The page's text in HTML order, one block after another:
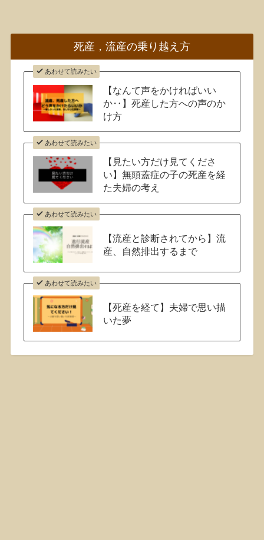
死産，流産の乗り越え方
あわせて読みたい
【なんて声をかければいい
か‥】死産した方への声のか
け方
あわせて読みたい
【見たい方だけ見てくださ
い】無頭蓋症の子の死産を経
た夫婦の考え
あわせて読みたい
【流産と診断されてから】流
産、自然排出するまで
あわせて読みたい
【死産を経て】夫婦で思い描
いた夢